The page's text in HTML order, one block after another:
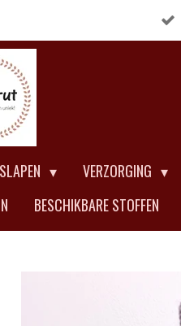
SLAPEN VERZORGING
BESCHIKBARE STOFFEN